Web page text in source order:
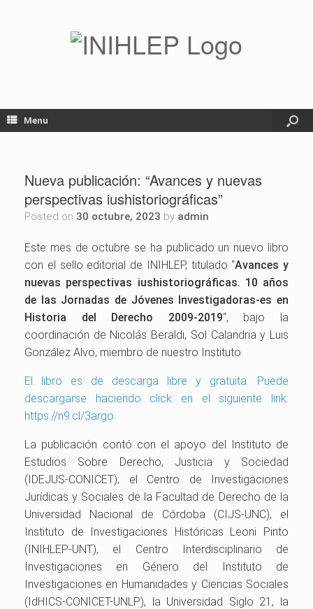
Menu
Nueva publicación: “Avances y nuevas
perspectivas iushistoriográficas”
Posted on 30 octubre, 2023 by admin
Este mes de octubre se ha publicado un nuevo libro
con el sello editorial de INIHLEP, titulado “Avances y
nuevas perspectivas iushistoriográficas. 10 años
de las Jornadas de Jóvenes Investigadoras-es en
Historia del Derecho 2009-2019“, bajo la
coordinación de Nicolás Beraldi, Sol Calandria y Luis
González Alvo, miembro de nuestro Instituto.
El libro es de descarga libre y gratuita. Puede
descargarse haciendo click en el siguiente link:
https://n9.cl/3argo
La publicación contó con el apoyo del Instituto de
Estudios Sobre Derecho, Justicia y Sociedad
(IDEJUS-CONICET); el Centro de Investigaciones
Jurídicas y Sociales de la Facultad de Derecho de la
Universidad Nacional de Córdoba (CIJS-UNC), el
Instituto de Investigaciones Históricas Leoni Pinto
(INIHLEP-UNT), el Centro Interdisciplinario de
Investigaciones en Género del Instituto de
Investigaciones en Humanidades y Ciencias Sociales
(IdHICS-CONICET-UNLP), la Universidad Siglo 21, la